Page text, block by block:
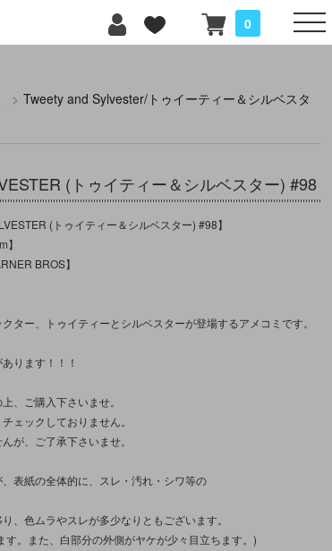
0
> Tweety and Sylvester/トゥイーティー＆シルベスタ
(トゥイティー＆シルベスター) #98
(トゥイティー＆シルベスター) #98】
】
BROS】
ター、トゥイティーとシルベスターが登場するアメコミです。
ります！！！
、ご購入下さいませ。
ェックしておりません。
が、ご了承下さいませ。
表紙の全体的に、スレ・汚れ・シワ等の
、色ムラやスレが多少なりともございます。
す。また、白部分の外側がヤケが少々目立ちます。)